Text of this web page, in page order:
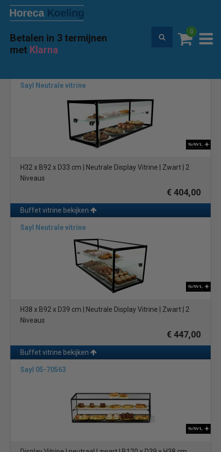
Betalen in 3 termijnen
met Klarna
0
Premium service en garantie
Home Merken
Sayl Neutrale vitrine
H32 x B92 x D33 cm | Neutrale Display Vitrine | Zwart | 2
Niveaus
€ 404,00
Buffet vitrine bekijken
Sayl Neutrale vitrine
H38 x B92 x D39 cm | Neutrale Display Vitrine | Zwart | 2
Niveaus
€ 447,00
Buffet vitrine bekijken
Sayl 05-70563